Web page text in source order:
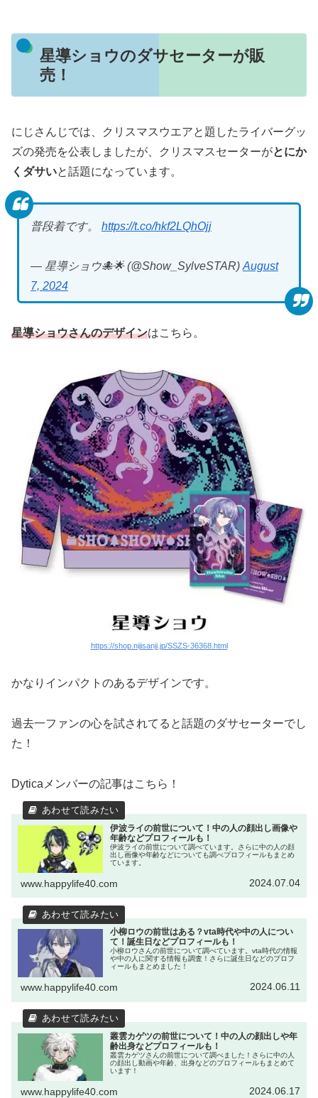
星導ショウのダサセーターが販
売！
にじさんじでは、クリスマスウエアと題したライバーグッ
ズの発売を公表しましたが、クリスマスセーターがとにか
くダサいと話題になっています。
普段着です。 https://t.co/hkf2LQhOjj
— 星導ショウ🐙🌟 (@Show_SylveSTAR) August
7, 2024
星導ショウさんのデザインはこちら。
https://shop.nijisanji.jp/SSZS-36368.html
かなりインパクトのあるデザインです。
過去一ファンの心を試されてると話題のダサセーターでし
た！
Dyticaメンバーの記事はこちら！
伊波ライの前世について！中の人の顔出し画像や
年齢などプロフィールも！
伊波ライの前世について調べています。さらに中の人の顔
出し画像や年齢などについても調べプロフィールもまとめ
ています。
www.happylife40.com 2024.07.04
小柳ロウの前世はある？vta時代や中の人につい
て！誕生日などプロフィールも！
小柳ロウさんの前世について調べています。vta時代の情報
や中の人に関する情報も調査！さらに誕生日などのプロフ
ィールもまとめました！
www.happylife40.com 2024.06.11
叢雲カゲツの前世について！中の人の顔出しや年
齢出身などプロフィールも！
叢雲カゲツさんの前世について調べました！さらに中の人
の顔出し動画や年齢、出身などのプロフィールもまとめて
います！
www.happylife40.com 2024.06.17